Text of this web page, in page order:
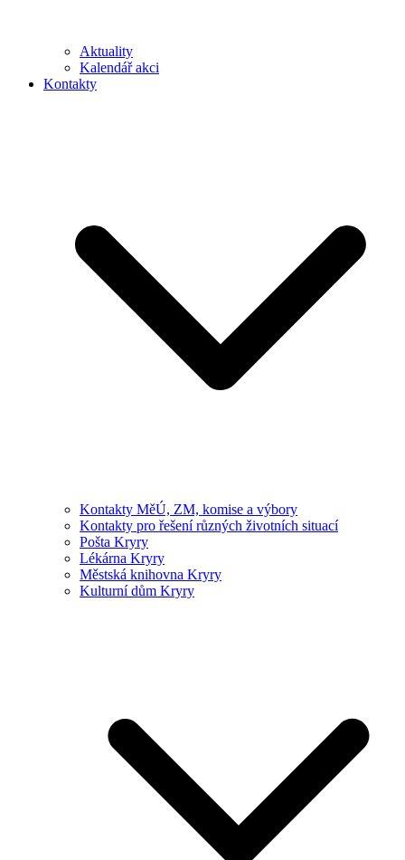
Aktuality
Kalendář akci
Kontakty
Kontakty MěÚ, ZM, komise a výbory
Kontakty pro řešení různých životních situací
Pošta Kryry
Lékárna Kryry
Městská knihovna Kryry
Kulturní dům Kryry